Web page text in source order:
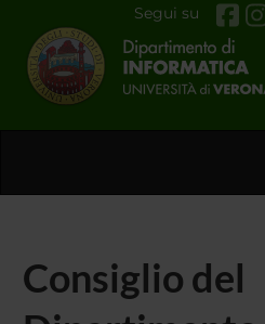
Segui su
Consiglio del